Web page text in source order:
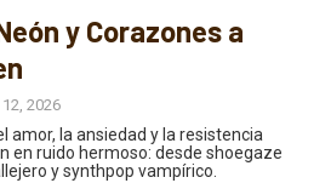
y Corazones a
2026
amor, la ansiedad y la resistencia
en ruido hermoso: desde shoegaze
y synthpop vampírico.